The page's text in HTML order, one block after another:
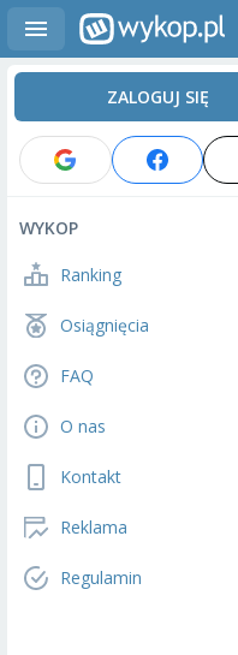
ZALOGUJ SIĘ
WYKOP
Ranking
Osiągnięcia
FAQ
O nas
Kontakt
Reklama
Regulamin